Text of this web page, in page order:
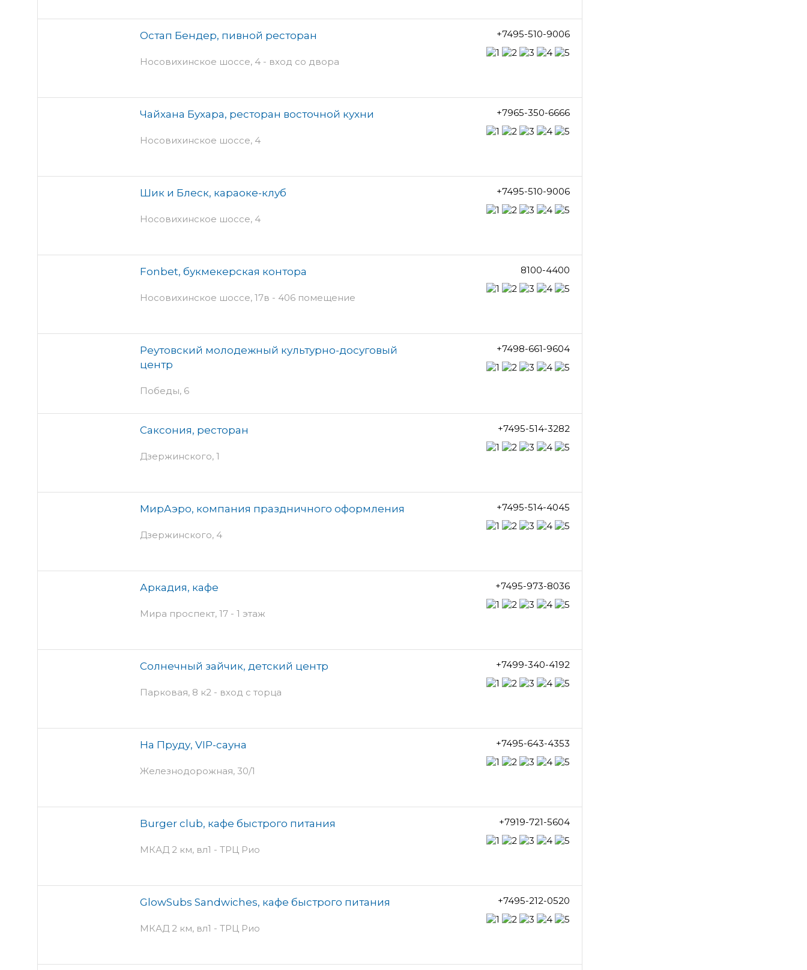
Остап Бендер, пивной ресторан
Носовихинское шоссе, 4 - вход со двора
+7495-510-9006
Чайхана Бухара, ресторан восточной кухни
Носовихинское шоссе, 4
+7965-350-6666
Шик и Блеск, караоке-клуб
Носовихинское шоссе, 4
+7495-510-9006
Fonbet, букмекерская контора
Носовихинское шоссе, 17в - 406 помещение
8100-4400
Реутовский молодежный культурно-досуговый
центр
Победы, 6
+7498-661-9604
Саксония, ресторан
Дзержинского, 1
+7495-514-3282
МирАэро, компания праздничного оформления
Дзержинского, 4
+7495-514-4045
Аркадия, кафе
Мира проспект, 17 - 1 этаж
+7495-973-8036
Солнечный зайчик, детский центр
Парковая, 8 к2 - вход с торца
+7499-340-4192
На Пруду, VIP-сауна
Железнодорожная, 30/1
+7495-643-4353
Burger club, кафе быстрого питания
МКАД 2 км, вл1 - ТРЦ Рио
+7919-721-5604
GlowSubs Sandwiches, кафе быстрого питания
МКАД 2 км, вл1 - ТРЦ Рио
+7495-212-0520